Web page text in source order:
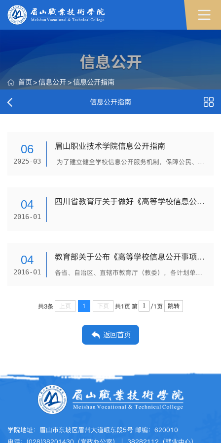
首页>信息公开>信息公开指南
信息公开指南
06
2025-03
眉山职业技术学院信息公开指南
为了建立健全学校信息公开服务机制，保障公民、法人和其他组织依法获取学校信息，促进依法治校，推进民主办学，根据《中华人民共和国政府信息公开条例》（以下简称《条例》）和《高等学校信息公开办法》（以下简...
04
2016-01
四川省教育厅关于做好《高等学校信息公开事项清单》工作的通知
04
2016-01
教育部关于公布《高等学校信息公开事项清单》的通知
各省、自治区、直辖市教育厅（教委），各计划单列市教育局，新疆生产建设兵团教育局，有关部门（单位）教育司（局），部属各高等学校： 为进一步推进高校信息公开工作，扩大社会监督，提高教育工作透明度，根...
共3条 上页 1 下页 共1页第 /1页 跳转
返回首页
学院地址：眉山市东坡区眉州大道岷东段5号 邮编：620010